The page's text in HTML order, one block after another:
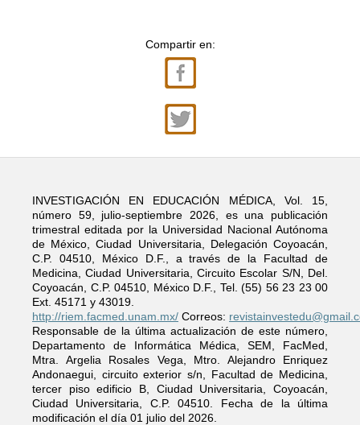
Compartir en:
INVESTIGACIÓN EN EDUCACIÓN MÉDICA, Vol. 15,
número 59, julio-septiembre 2026, es una publicación
trimestral editada por la Universidad Nacional Autónoma
de México, Ciudad Universitaria, Delegación Coyoacán,
C.P. 04510, México D.F., a través de la Facultad de
Medicina, Ciudad Universitaria, Circuito Escolar S/N, Del.
Coyoacán, C.P. 04510, México D.F., Tel. (55) 56 23 23 00
Ext. 45171 y 43019.
http://riem.facmed.unam.mx/ Correos:
Responsable de la última actualización de este número,
Departamento de Informática Médica, SEM, FacMed,
Mtra. Argelia Rosales Vega, Mtro. Alejandro Enriquez
Andonaegui, circuito exterior s/n, Facultad de Medicina,
tercer piso edificio B, Ciudad Universitaria, Coyoacán,
Ciudad Universitaria, C.P. 04510. Fecha de la última
modificación el día 01 julio del 2026.